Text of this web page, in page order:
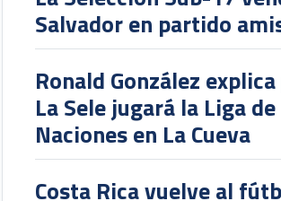
Salvador en partido
Ronald González
La Sele jugará la Liga de
Naciones en La Cueva
Costa Rica vuelve al